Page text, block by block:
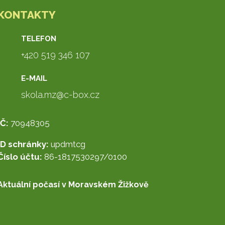
TELEFON
+420 519 346 107
E-MAIL
skola.mz@c-box.cz
70948305
schránky: updmtcg
účtu: 86-1817530297/0100
počasí v Moravském Žižkově